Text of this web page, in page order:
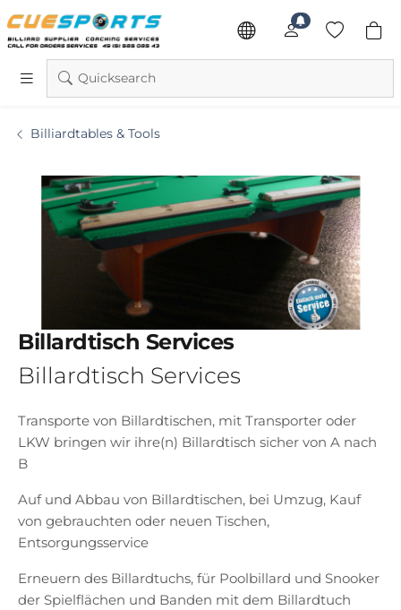
Quicksearch
Billiardtables & Tools
Billardtisch Services
Billardtisch Services
Transporte von Billardtischen, mit Transporter oder
LKW bringen wir ihre(n) Billardtisch sicher von A nach
B
Auf und Abbau von Billardtischen, bei Umzug, Kauf
von gebrauchten oder neuen Tischen,
Entsorgungsservice
Erneuern des Billardtuchs, für Poolbillard und Snooker
der Spielflächen und Banden mit dem Billardtuch